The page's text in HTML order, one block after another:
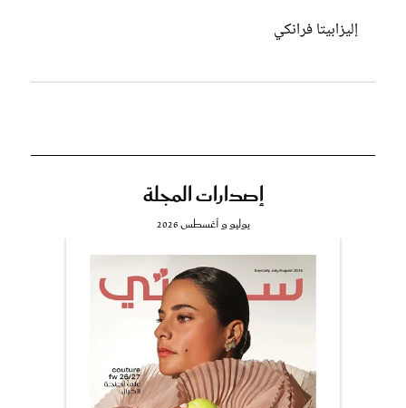
إليزابيتا فرانكي
إصدارات المجلة
يوليو و أغسطس 2026